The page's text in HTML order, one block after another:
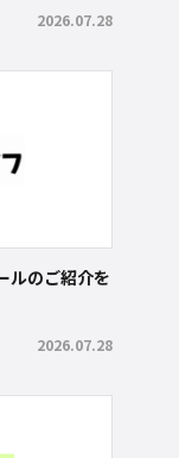
2026.07.28
ルのご紹介を
2026.07.28